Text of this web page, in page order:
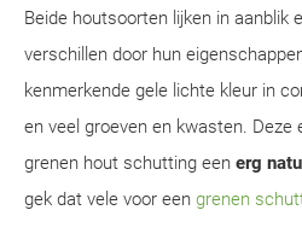
Beide houtsoorten lijken in aanblik
verschillen door hun
kenmerkende gele lichte kleur in
en veel groeven en kwasten. Deze
grenen hout schutting een erg
gek dat vele voor een grenen